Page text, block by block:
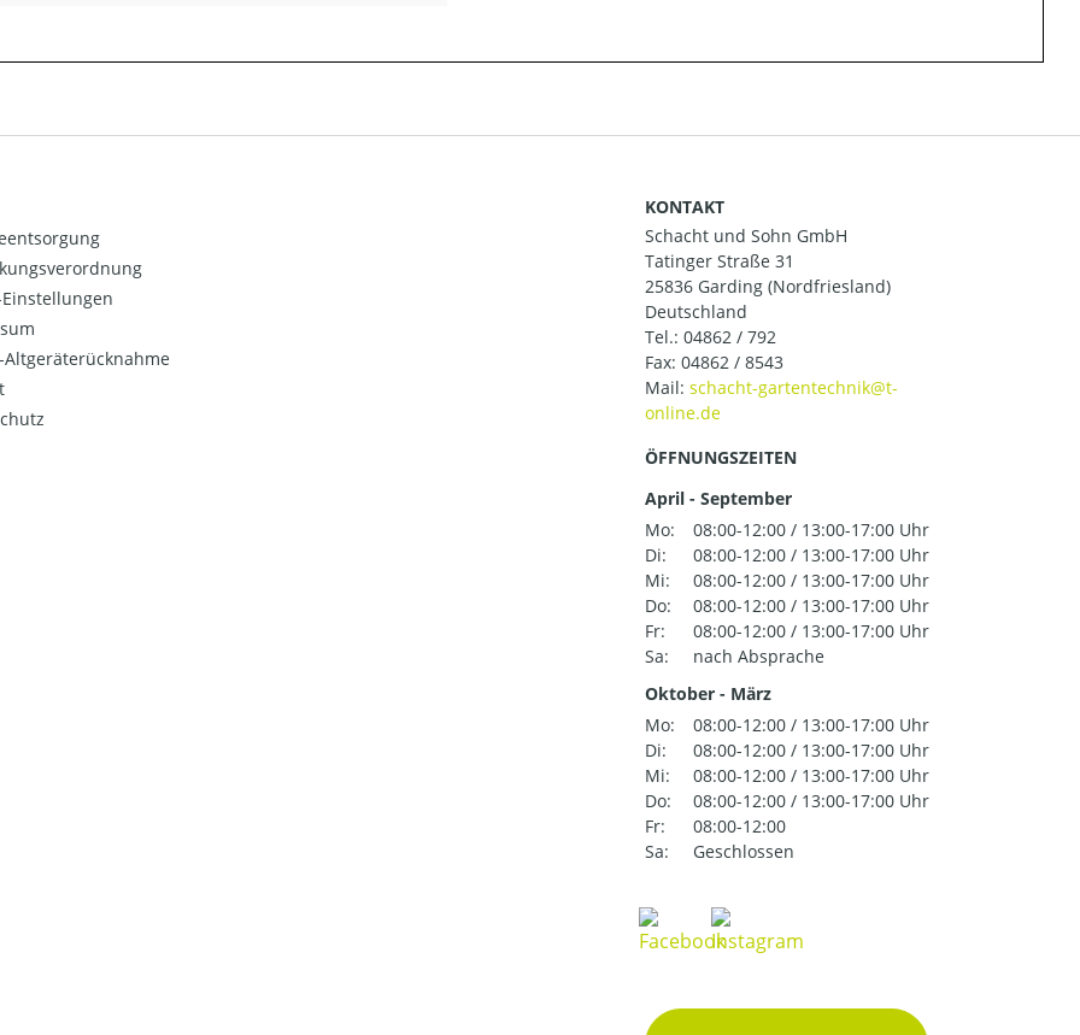
Einstellungen
Altgeräterücknahme
KONTAKT
Schacht und Sohn GmbH
Tatinger Straße 31
25836 Garding (Nordfriesland)
Deutschland
Tel.: 04862 / 792
Fax: 04862 / 8543
Mail:
ÖFFNUNGSZEITEN
April - September
Mo:
08:00-12:00 / 13:00-17:00 Uhr
Di:
08:00-12:00 / 13:00-17:00 Uhr
Mi:
08:00-12:00 / 13:00-17:00 Uhr
Do:
08:00-12:00 / 13:00-17:00 Uhr
Fr:
08:00-12:00 / 13:00-17:00 Uhr
Sa:
nach Absprache
Oktober - März
Mo:
08:00-12:00 / 13:00-17:00 Uhr
Di:
08:00-12:00 / 13:00-17:00 Uhr
Mi:
08:00-12:00 / 13:00-17:00 Uhr
Do:
08:00-12:00 / 13:00-17:00 Uhr
Fr:
08:00-12:00
Sa:
Geschlossen